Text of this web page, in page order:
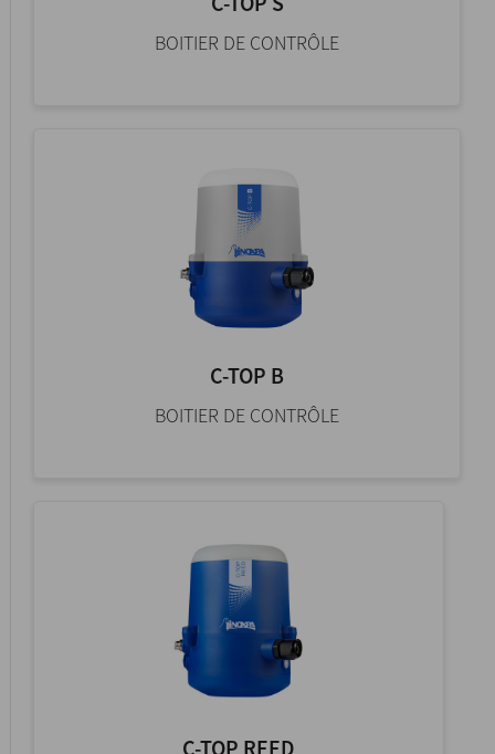
BOITIER DE CONTRÔLE
C-TOP B
BOITIER DE CONTRÔLE
C-TOP REED